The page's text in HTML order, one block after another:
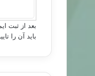
بعد از ثبت
باید آن را